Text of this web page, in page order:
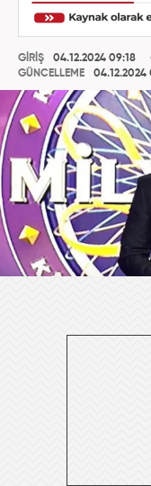
GİRİŞ
04.12.2024 09:18
GÜNCELLEME
04.12.2024